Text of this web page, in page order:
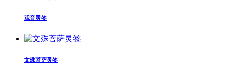
观音灵签
文殊菩萨灵签